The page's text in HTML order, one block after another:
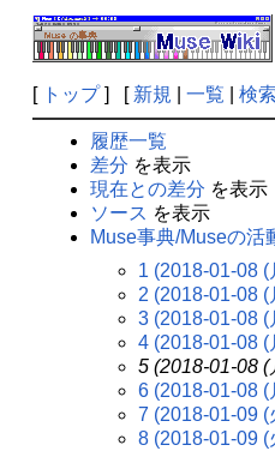
[ トップ] [ 新規 一覧 検索
履歴一覧
差分 を表示
現在との差分 を表示
ソース を表示
Muse事典/Museの活
1 (2018-01-08 (
2 (2018-01-08 (
3 (2018-01-08 (
4 (2018-01-08 (
5 (2018-01-08 (
6 (2018-01-08 (
7 (2018-01-09 (
8 (2018-01-09 (